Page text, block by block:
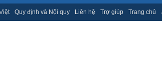
Quy định và Nội quy Liên hệ Trợ giúp Trang chủ